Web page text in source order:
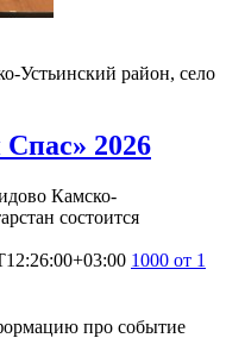
Устьинский район, село
2026
Камско-
состоится
1000 от 1
про событие